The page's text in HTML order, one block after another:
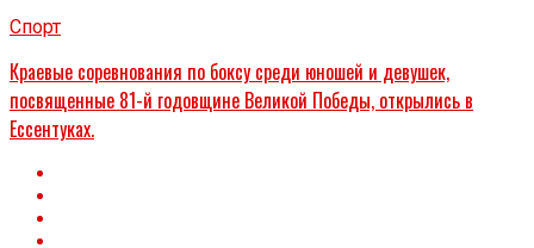
Спорт
Краевые соревнования по боксу среди юношей и девушек,
посвященные 81-й годовщине Великой Победы, открылись в
Ессентуках.